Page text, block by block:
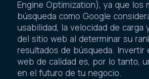
Engine Optimization), ya que los
búsqueda como Google
usabilidad, la velocidad de carga
del sitio web al determinar su
resultados de búsqueda. Invertir
web de calidad es, por lo tanto,
en el futuro de tu negocio.